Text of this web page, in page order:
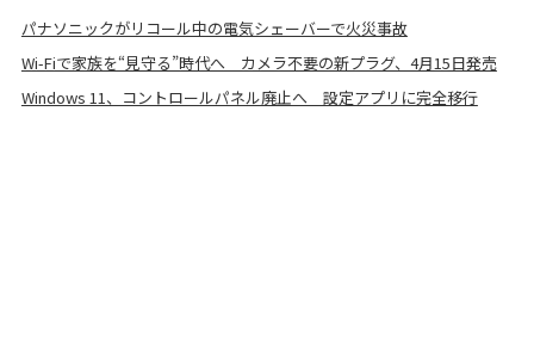
パナソニックがリコール中の電気シェーバーで火災事故
Wi-Fiで家族を“見守る”時代へ カメラ不要の新プラグ、4月15日発売
Windows 11、コントロールパネル廃止へ 設定アプリに完全移行